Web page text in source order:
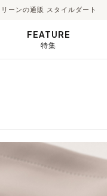
ーンの通販 スタイルダート
FEATURE
特集